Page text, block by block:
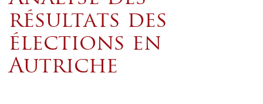
résultats des
élections en
Autriche